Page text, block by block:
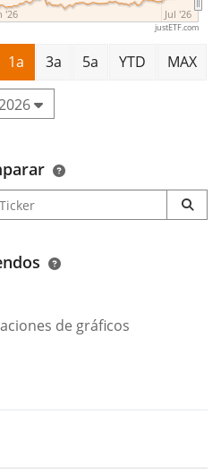
'26 Jul '26
justETF.com
1a 3a 5a YTD MAX
de gráficos